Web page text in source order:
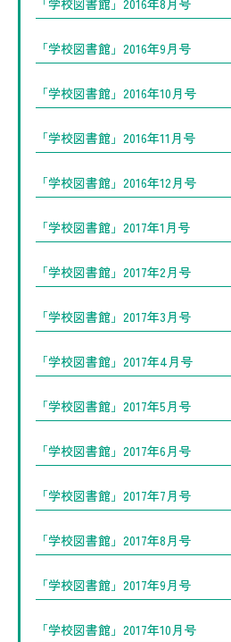
「学校図書館」2016年8月号
「学校図書館」2016年9月号
「学校図書館」2016年10月号
「学校図書館」2016年11月号
「学校図書館」2016年12月号
「学校図書館」2017年1月号
「学校図書館」2017年2月号
「学校図書館」2017年3月号
「学校図書館」2017年4月号
「学校図書館」2017年5月号
「学校図書館」2017年6月号
「学校図書館」2017年7月号
「学校図書館」2017年8月号
「学校図書館」2017年9月号
「学校図書館」2017年10月号